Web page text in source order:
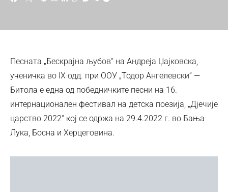
Песната „Бескрајна љубов“ на Андреја Џајковска,
ученичка во IX одд. при ООУ „Тодор Ангелевски“ —
Битола е една од победничките песни на 16.
интернационален фестивал на детска поезија, „Дјечије
царство 2022“ кој се одржа на 29.4.2022 г. во Бања
Лука, Босна и Херцеговина.